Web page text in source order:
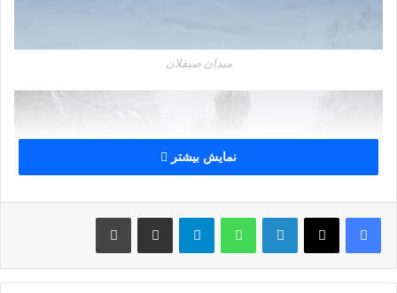
میدان صیقلان
نمایش بیشتر
لینکداین واتس آپ تلگرام اشتراک گذاری با ایمیل